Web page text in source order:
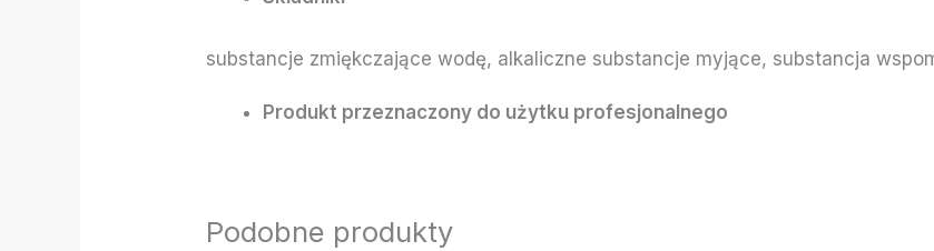
substancje zmiękczające wodę, alkaliczne substancje myjące, substancja
Produkt przeznaczony do użytku profesjonalnego
Podobne produkty